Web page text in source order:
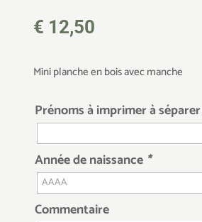
€ 12,50
Mini planche en bois avec manche
Prénoms à imprimer à séparer
Année de naissance *
Commentaire